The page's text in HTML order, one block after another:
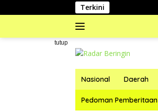
ke
Terkini
tutup#
Nasional Daerah
Pedoman Pemberitaan